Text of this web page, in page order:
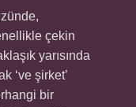
çekin
yarısında
‘ve şirket’
bir